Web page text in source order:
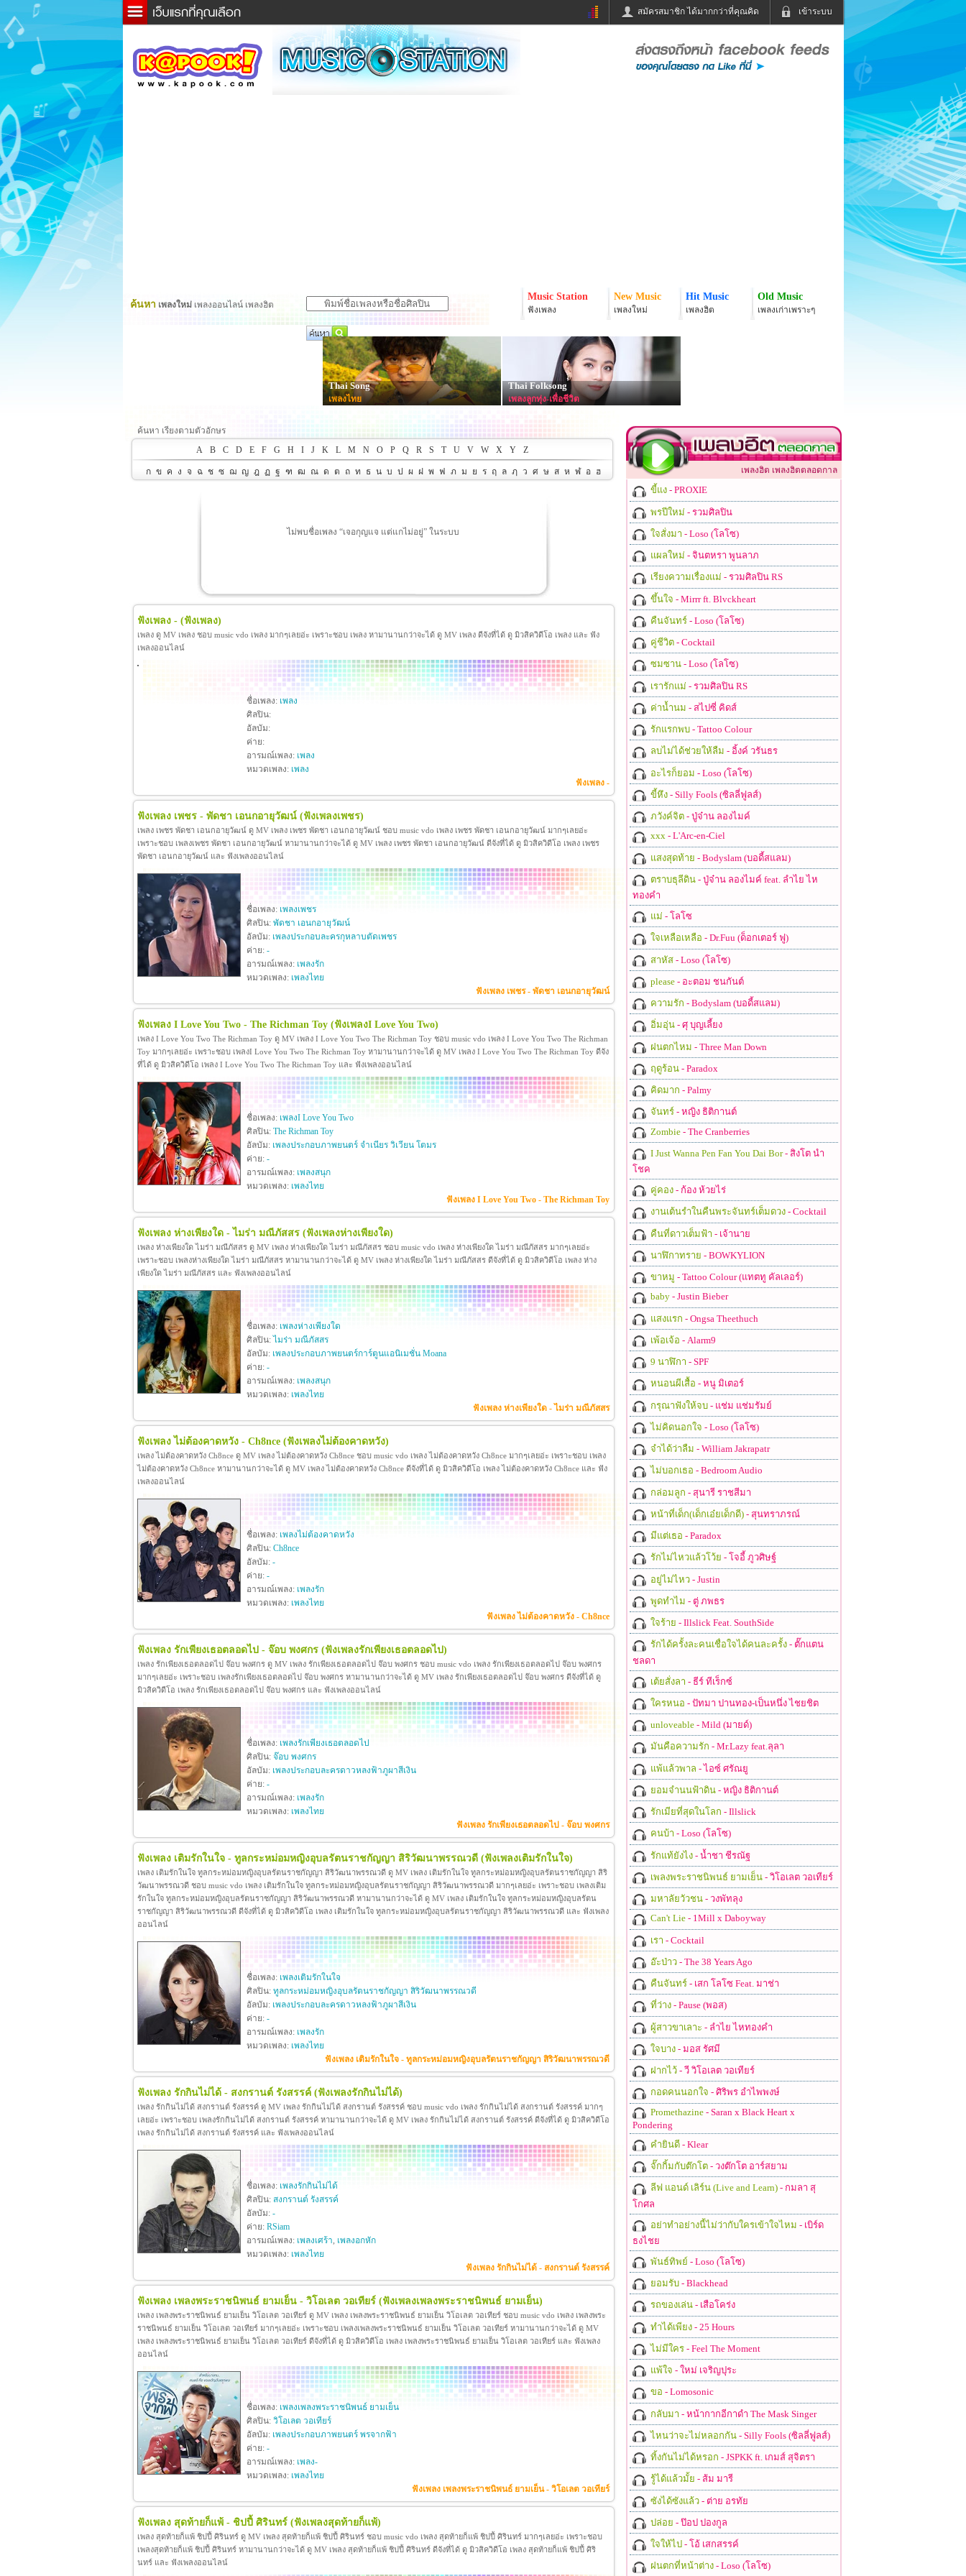
เข้าระบบ
สมัครสมาชิก ได้มากกว่าที่คุณคิด
ข่าวด่วน ข่าวสั้น
ละคร
หนังใหม่
ฟังวิทยุออนไลน์
หมากรุกไทย
Email
ค้นหา เพลงใหม่ เพลงออนไลน์ เพลงฮิต
Music Station
ฟังเพลง
New Music
เพลงใหม่
Hit Music
เพลงฮิต
Old Music
เพลงเก่าเพราะๆ
Thai Song
เพลงไทย
Thai Folksong
เพลงลูกทุ่ง-เพื่อชีวิต
ค้นหา เรียงตามตัวอักษร
A
B C D E F G H I J K L M N O P Q R S T U V W X Y Z
ก ข ค ง จ ฉ ช ซ ฌ ญ ฎ ฏ ฐ ฑ ฒ ณ ด ต ถ ท ธ น บ ป ผ ฝ พ ฟ ภ ม ย ร ฤ ล ฦ ว ศ ษ ส ห ฬ อ ฮ
ไม่พบชื่อเพลง “เจอกุญแจ แต่แกไม่อยู่” ในระบบ
ฟังเพลง - (ฟังเพลง)
เพลง ดู MV เพลง ชอบ music vdo เพลง มากๆเลยอ่ะ เพราะชอบ เพลง หามานานกว่าจะได้ ดู MV เพลง ดีจังที่ได้ ดู มิวสิควิดีโอ เพลง และ ฟัง
เพลงออนไลน์
ชื่อเพลง: เพลง
ศิลปิน:
อัลบัม:
ค่าย:
อารมณ์เพลง: เพลง
หมวดเพลง: เพลง
ฟังเพลง -
ฟังเพลง เพชร - พัดชา เอนกอายุวัฒน์ (ฟังเพลงเพชร)
เพลง เพชร พัดชา เอนกอายุวัฒน์ ดู MV เพลง เพชร พัดชา เอนกอายุวัฒน์ ชอบ music vdo เพลง เพชร พัดชา เอนกอายุวัฒน์ มากๆเลยอ่ะ
เพราะชอบ เพลงเพชร พัดชา เอนกอายุวัฒน์ หามานานกว่าจะได้ ดู MV เพลง เพชร พัดชา เอนกอายุวัฒน์ ดีจังที่ได้ ดู มิวสิควิดีโอ เพลง เพชร
พัดชา เอนกอายุวัฒน์ และ ฟังเพลงออนไลน์
ชื่อเพลง: เพลงเพชร
ศิลปิน: พัดชา เอนกอายุวัฒน์
อัลบัม: เพลงประกอบละครกุหลาบตัดเพชร
ค่าย: -
อารมณ์เพลง: เพลงรัก
หมวดเพลง: เพลงไทย
ฟังเพลง เพชร - พัดชา เอนกอายุวัฒน์
ฟังเพลง I Love You Two - The Richman Toy (ฟังเพลงI Love You Two)
เพลง I Love You Two The Richman Toy ดู MV เพลง I Love You Two The Richman Toy ชอบ music vdo เพลง I Love You Two The Richman
Toy มากๆเลยอ่ะ เพราะชอบ เพลงI Love You Two The Richman Toy หามานานกว่าจะได้ ดู MV เพลง I Love You Two The Richman Toy ดีจัง
ที่ได้ ดู มิวสิควิดีโอ เพลง I Love You Two The Richman Toy และ ฟังเพลงออนไลน์
ชื่อเพลง: เพลงI Love You Two
ศิลปิน: The Richman Toy
อัลบัม: เพลงประกอบภาพยนตร์ จำเนียร วิเวียน โตมร
ค่าย: -
อารมณ์เพลง: เพลงสนุก
หมวดเพลง: เพลงไทย
ฟังเพลง I Love You Two - The Richman Toy
ฟังเพลง ห่างเพียงใด - ไมร่า มณีภัสสร (ฟังเพลงห่างเพียงใด)
เพลง ห่างเพียงใด ไมร่า มณีภัสสร ดู MV เพลง ห่างเพียงใด ไมร่า มณีภัสสร ชอบ music vdo เพลง ห่างเพียงใด ไมร่า มณีภัสสร มากๆเลยอ่ะ
เพราะชอบ เพลงห่างเพียงใด ไมร่า มณีภัสสร หามานานกว่าจะได้ ดู MV เพลง ห่างเพียงใด ไมร่า มณีภัสสร ดีจังที่ได้ ดู มิวสิควิดีโอ เพลง ห่าง
เพียงใด ไมร่า มณีภัสสร และ ฟังเพลงออนไลน์
ชื่อเพลง: เพลงห่างเพียงใด
ศิลปิน: ไมร่า มณีภัสสร
อัลบัม: เพลงประกอบภาพยนตร์การ์ตูนแอนิเมชั่น Moana
ค่าย: -
อารมณ์เพลง: เพลงสนุก
หมวดเพลง: เพลงไทย
ฟังเพลง ห่างเพียงใด - ไมร่า มณีภัสสร
ฟังเพลง ไม่ต้องคาดหวัง - Ch8nce (ฟังเพลงไม่ต้องคาดหวัง)
เพลง ไม่ต้องคาดหวัง Ch8nce ดู MV เพลง ไม่ต้องคาดหวัง Ch8nce ชอบ music vdo เพลง ไม่ต้องคาดหวัง Ch8nce มากๆเลยอ่ะ เพราะชอบ เพลง
ไม่ต้องคาดหวัง Ch8nce หามานานกว่าจะได้ ดู MV เพลง ไม่ต้องคาดหวัง Ch8nce ดีจังที่ได้ ดู มิวสิควิดีโอ เพลง ไม่ต้องคาดหวัง Ch8nce และ ฟัง
เพลงออนไลน์
ชื่อเพลง: เพลงไม่ต้องคาดหวัง
ศิลปิน: Ch8nce
อัลบัม: -
ค่าย: -
อารมณ์เพลง: เพลงรัก
หมวดเพลง: เพลงไทย
ฟังเพลง ไม่ต้องคาดหวัง - Ch8nce
ฟังเพลง รักเพียงเธอตลอดไป - จ๊อบ พงศกร (ฟังเพลงรักเพียงเธอตลอดไป)
เพลง รักเพียงเธอตลอดไป จ๊อบ พงศกร ดู MV เพลง รักเพียงเธอตลอดไป จ๊อบ พงศกร ชอบ music vdo เพลง รักเพียงเธอตลอดไป จ๊อบ พงศกร
มากๆเลยอ่ะ เพราะชอบ เพลงรักเพียงเธอตลอดไป จ๊อบ พงศกร หามานานกว่าจะได้ ดู MV เพลง รักเพียงเธอตลอดไป จ๊อบ พงศกร ดีจังที่ได้ ดู
มิวสิควิดีโอ เพลง รักเพียงเธอตลอดไป จ๊อบ พงศกร และ ฟังเพลงออนไลน์
ชื่อเพลง: เพลงรักเพียงเธอตลอดไป
ศิลปิน: จ๊อบ พงศกร
อัลบัม: เพลงประกอบละครดาวหลงฟ้าภูผาสีเงิน
ค่าย: -
อารมณ์เพลง: เพลงรัก
หมวดเพลง: เพลงไทย
ฟังเพลง รักเพียงเธอตลอดไป - จ๊อบ พงศกร
ฟังเพลง เติมรักในใจ - ทูลกระหม่อมหญิงอุบลรัตนราชกัญญา สิริวัฒนาพรรณวดี (ฟังเพลงเติมรักในใจ)
เพลง เติมรักในใจ ทูลกระหม่อมหญิงอุบลรัตนราชกัญญา สิริวัฒนาพรรณวดี ดู MV เพลง เติมรักในใจ ทูลกระหม่อมหญิงอุบลรัตนราชกัญญา สิริ
วัฒนาพรรณวดี ชอบ music vdo เพลง เติมรักในใจ ทูลกระหม่อมหญิงอุบลรัตนราชกัญญา สิริวัฒนาพรรณวดี มากๆเลยอ่ะ เพราะชอบ เพลงเติม
รักในใจ ทูลกระหม่อมหญิงอุบลรัตนราชกัญญา สิริวัฒนาพรรณวดี หามานานกว่าจะได้ ดู MV เพลง เติมรักในใจ ทูลกระหม่อมหญิงอุบลรัตน
ราชกัญญา สิริวัฒนาพรรณวดี ดีจังที่ได้ ดู มิวสิควิดีโอ เพลง เติมรักในใจ ทูลกระหม่อมหญิงอุบลรัตนราชกัญญา สิริวัฒนาพรรณวดี และ ฟังเพลง
ออนไลน์
ชื่อเพลง: เพลงเติมรักในใจ
ศิลปิน: ทูลกระหม่อมหญิงอุบลรัตนราชกัญญา สิริวัฒนาพรรณวดี
อัลบัม: เพลงประกอบละครดาวหลงฟ้าภูผาสีเงิน
ค่าย: -
อารมณ์เพลง: เพลงรัก
หมวดเพลง: เพลงไทย
ฟังเพลง เติมรักในใจ - ทูลกระหม่อมหญิงอุบลรัตนราชกัญญา สิริวัฒนาพรรณวดี
ฟังเพลง รักกินไม่ได้ - สงกรานต์ รังสรรค์ (ฟังเพลงรักกินไม่ได้)
เพลง รักกินไม่ได้ สงกรานต์ รังสรรค์ ดู MV เพลง รักกินไม่ได้ สงกรานต์ รังสรรค์ ชอบ music vdo เพลง รักกินไม่ได้ สงกรานต์ รังสรรค์ มากๆ
เลยอ่ะ เพราะชอบ เพลงรักกินไม่ได้ สงกรานต์ รังสรรค์ หามานานกว่าจะได้ ดู MV เพลง รักกินไม่ได้ สงกรานต์ รังสรรค์ ดีจังที่ได้ ดู มิวสิควิดีโอ
เพลง รักกินไม่ได้ สงกรานต์ รังสรรค์ และ ฟังเพลงออนไลน์
ชื่อเพลง: เพลงรักกินไม่ได้
ศิลปิน: สงกรานต์ รังสรรค์
อัลบัม: -
ค่าย: RSiam
อารมณ์เพลง: เพลงเศร้า, เพลงอกหัก
หมวดเพลง: เพลงไทย
ฟังเพลง รักกินไม่ได้ - สงกรานต์ รังสรรค์
ฟังเพลง เพลงพระราชนิพนธ์ ยามเย็น - วิโอเลต วอเทียร์ (ฟังเพลงเพลงพระราชนิพนธ์ ยามเย็น)
เพลง เพลงพระราชนิพนธ์ ยามเย็น วิโอเลต วอเทียร์ ดู MV เพลง เพลงพระราชนิพนธ์ ยามเย็น วิโอเลต วอเทียร์ ชอบ music vdo เพลง เพลงพระ
ราชนิพนธ์ ยามเย็น วิโอเลต วอเทียร์ มากๆเลยอ่ะ เพราะชอบ เพลงเพลงพระราชนิพนธ์ ยามเย็น วิโอเลต วอเทียร์ หามานานกว่าจะได้ ดู MV
เพลง เพลงพระราชนิพนธ์ ยามเย็น วิโอเลต วอเทียร์ ดีจังที่ได้ ดู มิวสิควิดีโอ เพลง เพลงพระราชนิพนธ์ ยามเย็น วิโอเลต วอเทียร์ และ ฟังเพลง
ออนไลน์
ชื่อเพลง: เพลงเพลงพระราชนิพนธ์ ยามเย็น
ศิลปิน: วิโอเลต วอเทียร์
อัลบัม: เพลงประกอบภาพยนตร์ พรจากฟ้า
ค่าย: -
อารมณ์เพลง: เพลง-
หมวดเพลง: เพลงไทย
ฟังเพลง เพลงพระราชนิพนธ์ ยามเย็น - วิโอเลต วอเทียร์
ฟังเพลง สุดท้ายก็แพ้ - ชิปปี้ ศิรินทร์ (ฟังเพลงสุดท้ายก็แพ้)
เพลง สุดท้ายก็แพ้ ชิปปี้ ศิรินทร์ ดู MV เพลง สุดท้ายก็แพ้ ชิปปี้ ศิรินทร์ ชอบ music vdo เพลง สุดท้ายก็แพ้ ชิปปี้ ศิรินทร์ มากๆเลยอ่ะ เพราะชอบ
เพลงสุดท้ายก็แพ้ ชิปปี้ ศิรินทร์ หามานานกว่าจะได้ ดู MV เพลง สุดท้ายก็แพ้ ชิปปี้ ศิรินทร์ ดีจังที่ได้ ดู มิวสิควิดีโอ เพลง สุดท้ายก็แพ้ ชิปปี้ ศิริ
นทร์ และ ฟังเพลงออนไลน์
เพลงฮิต เพลงฮิตตลอดกาล
ขี้แง- PROXIE
พรปีใหม่ - รวมศิลปิน
ใจสั่งมา - Loso (โลโซ)
แผลใหม่ - จินตหรา พูนลาภ
เรียงความเรื่องแม่ - รวมศิลปิน RS
ขึ้นใจ - Mirrr ft. Blvckheart
คืนจันทร์- Loso (โลโซ)
คู่ชีวิต- Cocktail
ซมซาน- Loso (โลโซ)
เรารักแม่ - รวมศิลปิน RS
ค่าน้ำนม - สไปซี่ คิดส์
รักแรกพบ- Tattoo Colour
ลบไม่ได้ช่วยให้ลืม - อิ้งค์ วรันธร
อะไรก็ยอม - Loso (โลโซ)
ขี้หึง- Silly Fools (ซิลลี่ฟูลส์)
ภวังค์จิต- ปู่จ๋าน ลองไมค์
xxx- L'Arc-en-Ciel
แสงสุดท้าย - Bodyslam (บอดี้สแลม)
ตราบธุลีดิน- ปู่จ๋าน ลองไมค์ feat. ลำไย ไห
ทองคำ
แม่ - โลโซ
ใจเหลือเหลือ - Dr.Fuu (ด็อกเตอร์ ฟู)
สาหัส- Loso (โลโซ)
please- อะตอม ชนกันต์
ความรัก - Bodyslam (บอดี้สแลม)
อิ่มอุ่น- ศุ บุญเลี้ยง
ฝนตกไหม - Three Man Down
ฤดูร้อน- Paradox
คิดมาก - Palmy
จันทร์- หญิง ธิติกานต์
Zombie- The Cranberries
I Just Wanna Pen Fan You Dai Bor- สิงโต นำ
โชค
คู่คอง- ก้อง ห้วยไร่
งานเต้นรำในคืนพระจันทร์เต็มดวง- Cocktail
คืนที่ดาวเต็มฟ้า - เจ้านาย
นาฬิกาทราย - BOWKYLION
ขาหมู - Tattoo Colour (แทตทู คัลเลอร์)
baby- Justin Bieber
แสงแรก - Ongsa Theethuch
เพ้อเจ้อ - Alarm9
9 นาฬิกา - SPF
หนอนผีเสื้อ - หนู มิเตอร์
กรุณาฟังให้จบ- แช่ม แช่มรัมย์
ไม่คิดนอกใจ - Loso (โลโซ)
จำได้ว่าลืม - William Jakrapatr
ไม่บอกเธอ - Bedroom Audio
กล่อมลูก - สุนารี ราชสีมา
หน้าที่เด็ก(เด็กเอ๋ยเด็กดี)- สุนทราภรณ์
มีแต่เธอ - Paradox
รักไม่ไหวแล้วโว้ย - โจอี้ ภูวศิษฐ์
อยู่ไม่ไหว- Justin
พูดทำไม - ตู่ ภพธร
ใจร้าย - Illslick Feat. SouthSide
รักได้ครั้งละคนเชื่อใจได้คนละครั้ง- ตั๊กแตน
ชลดา
เต้ยสั่งลา - ธีร์ ทีเร็กซ์
ใครหนอ - ปัทมา ปานทอง-เป็นหนึ่ง ไชยชิต
unloveable- Mild (มายด์)
มันคือความรัก - Mr.Lazy feat.ลุลา
แพ้แล้วพาล - ไอซ์ ศรัณยู
ยอมจำนนฟ้าดิน- หญิง ธิติกานต์
รักเมียที่สุดในโลก - Illslick
คนบ้า - Loso (โลโซ)
รักแท้ยังไง- น้ำชา ชีรณัฐ
เพลงพระราชนิพนธ์ ยามเย็น- วิโอเลต วอเทียร์
มหาลัยวัวชน- วงพัทลุง
Can't Lie- 1Mill x Daboyway
เรา - Cocktail
อ๊ะป่าว- The 38 Years Ago
คืนจันทร์- เสก โลโซ Feat. มาช่า
ที่ว่าง- Pause (พอส)
ผู้สาวขาเลาะ - ลำไย ไหทองคำ
ใจบาง- มอส รัศมี
ฝากไว้- วี วิโอเลต วอเทียร์
กอดคนนอกใจ - ศิริพร อำไพพงษ์
Promethazine- Saran x Black Heart x
Pondering
คำยินดี- Klear
จั๊กกิ้มกับต๊กโต- วงต๊กโต อาร์สยาม
ลีฟ แอนด์ เลิร์น (Live and Learn)- กมลา สุ
โกศล
อย่าทำอย่างนี้ไม่ว่ากับใครเข้าใจไหม - เบิร์ด
ธงไชย
พันธ์ทิพย์ - Loso (โลโซ)
ยอมรับ- Blackhead
รถของเล่น- เสือโคร่ง
ทำได้เพียง- 25 Hours
ไม่มีใคร- Feel The Moment
แพ้ใจ - ใหม่ เจริญปุระ
ขอ - Lomosonic
กลับมา - หน้ากากอีกาดำ The Mask Singer
ไหนว่าจะไม่หลอกกัน- Silly Fools (ซิลลี่ฟูลส์)
ทิ้งกันไม่ได้หรอก - JSPKK ft. เกมส์ สุจิตรา
รู้ได้แล้วมั้ย - ส้ม มารี
ซังได้ซังแล้ว- ต่าย อรทัย
ปล่อย - ป๊อป ปองกูล
ใจให้ไป - โอ้ เสกสรรค์
ฝนตกที่หน้าต่าง- Loso (โลโซ)